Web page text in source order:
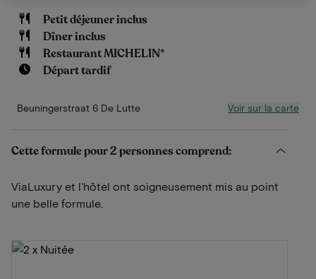
Petit déjeuner inclus
Dîner inclus
Restaurant MICHELIN*
Départ tardif
Beuningerstraat 6 De Lutte Voir sur la carte
Cette formule pour 2 personnes comprend:
ViaLuxury et l'hôtel ont soigneusement mis au point
une belle formule.